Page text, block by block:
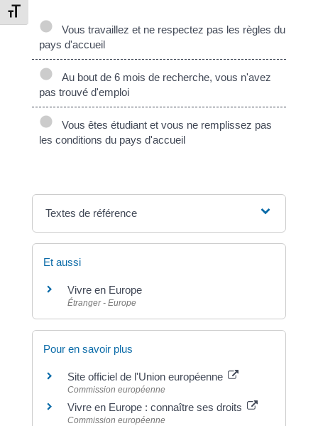
Changer la taille de la police
Vous travaillez et ne respectez pas les règles du
pays d'accueil
Au bout de 6 mois de recherche, vous n'avez
pas trouvé d'emploi
Vous êtes étudiant et vous ne remplissez pas
les conditions du pays d'accueil
Textes de référence
Et aussi
Vivre en Europe
Étranger - Europe
Pour en savoir plus
Site officiel de l'Union européenne
Commission européenne
Vivre en Europe : connaître ses droits
Commission européenne